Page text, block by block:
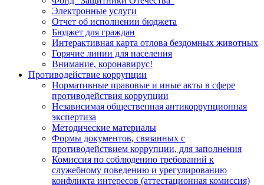
Электронные услуги
Отчет об исполнении бюджета
Бюджет для граждан
Интерактивная карта отлова бездомных животных
Горячие линии для населения
Внимание, коронавирус!
Противодействие коррупции
Нормативные правовые и иные акты в сфере
противодействия коррупции
Независимая общественная антикоррупционная
экспертиза
Методические материалы
Формы документов, связанных с
противодействием коррупции, для заполнения
Комиссия по соблюдению требований к
служебному поведению и урегулированию
конфликта интересов (аттестационная комиссия)